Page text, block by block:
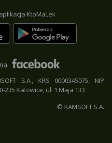
KtoMaLek
S.A., KRS 0000345075, NIP
235 Katowice, ul. 1 Maja 133
© KAMSOFT S.A.